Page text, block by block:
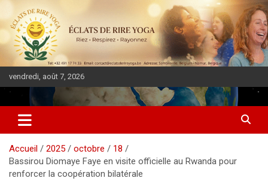
vendredi, août 7, 2026
DIASPORA PULSE
Accueil 2025 octobre
18
Bassirou Diomaye Faye en visite officielle au Rwanda pour
renforcer la coopération bilatérale